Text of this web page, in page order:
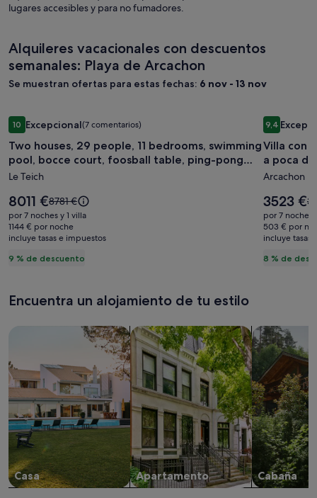
lugares accesibles y para no fumadores.
Alquileres vacacionales con descuentos
semanales: Playa de Arcachon
Se muestran ofertas para estas fechas: 6 nov - 13 nov
Galería
de
imágenes
de
Two
houses,
29
people,
11
bedrooms,
pool,
bocce
table,
ping-
pong
table
1010 sobre 10, Excepcional, (7 comentarios)
Excepcional(7 comentarios)
Two houses, 29 people, 11 bedrooms, swimming
pool, bocce court, foosball table, ping-pong
table
Le Teich
9 % de descuento
El
precio
es
de
8011 €El
precio
era
de
consulta
sobre
estándar.
8781 €
por 7 noches y 1 villa
1144 € por noche
incluye tasas e impuestos
Two houses, 29 people, 11 bedrooms, swimming pool,
Galería
de
de
Villa
con
piscina
playa
y
a
pie
9,49,4 sobre
Villa con
a poca
Arcachon
8 % de
El
precio
es
de
3523 €El
por 7 noches
503 € por
incluye tasas
Villa con
Encuentra un alojamiento de tu estilo
Casa Apartamento
Busca apartamentos
Cabaña
Buscar